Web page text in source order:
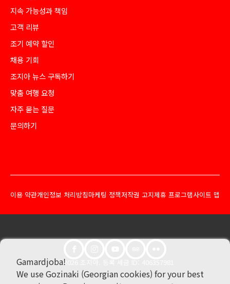
지속 가능성과 책임
고객 리뷰
조기 예약 할인
채용 기회
조지아 뉴스 구독하기
맞춤 여행 요청
자주 묻는 질문
문의하기
이용 약관개인정보 처리방침마케팅 정책저작권 고지제휴 프로그램사이트 맵
© 2026 조지아. 등록 세금 ID: 406357981
Gamardjoba!
We use Gozinaki (Georgian cookies) for your best